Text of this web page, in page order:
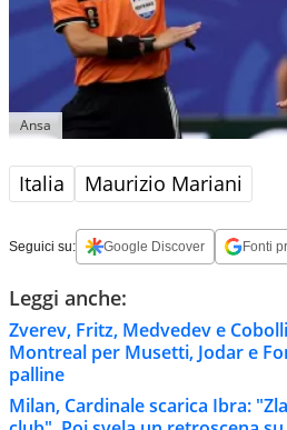
Ansa
Italia Maurizio Mariani
Seguici su: Google Discover Fonti
Leggi anche:
Zverev, Fritz, Medvedev e
Montreal per Musetti, Jodar e
palline
Milan, Cardinale scarica Ibra: